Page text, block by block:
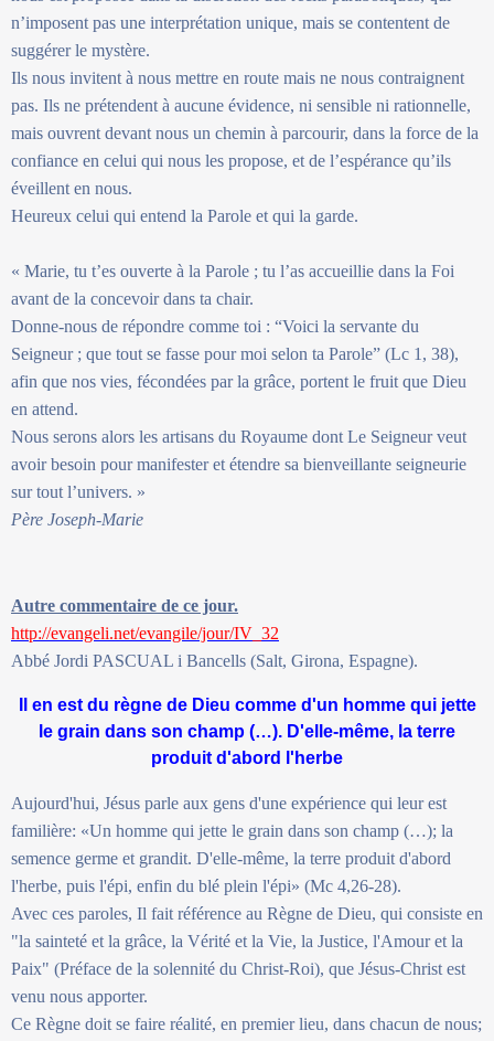
n’imposent pas une interprétation unique, mais se contentent de
suggérer le mystère.
Ils nous invitent à nous mettre en route mais ne nous contraignent
pas. Ils ne prétendent à aucune évidence, ni sensible ni rationnelle,
mais ouvrent devant nous un chemin à parcourir, dans la force de la
confiance en celui qui nous les propose, et de l’espérance qu’ils
éveillent en nous.
Heureux celui qui entend la Parole et qui la garde.
« Marie, tu t’es ouverte à la Parole ; tu l’as accueillie dans la Foi
avant de la concevoir dans ta chair.
Donne-nous de répondre comme toi : “Voici la servante du
Seigneur ; que tout se fasse pour moi selon ta Parole” (Lc 1, 38),
afin que nos vies, fécondées par la grâce, portent le fruit que Dieu
en attend.
Nous serons alors les artisans du Royaume dont Le Seigneur veut
avoir besoin pour manifester et étendre sa bienveillante seigneurie
sur tout l’univers. »
Père Joseph-Marie
Autre commentaire de ce jour.
http://evangeli.net/evangile/jour/IV_32
Abbé Jordi PASCUAL i Bancells (Salt, Girona, Espagne).
Il en est du règne de Dieu comme d'un homme qui jette
le grain dans son champ (…). D'elle-même, la terre
produit d'abord l'herbe
Aujourd'hui, Jésus parle aux gens d'une expérience qui leur est
familière: «Un homme qui jette le grain dans son champ (…); la
semence germe et grandit. D'elle-même, la terre produit d'abord
l'herbe, puis l'épi, enfin du blé plein l'épi» (Mc 4,26-28).
Avec ces paroles, Il fait référence au Règne de Dieu, qui consiste en
"la sainteté et la grâce, la Vérité et la Vie, la Justice, l'Amour et la
Paix" (Préface de la solennité du Christ-Roi), que Jésus-Christ est
venu nous apporter.
Ce Règne doit se faire réalité, en premier lieu, dans chacun de nous;